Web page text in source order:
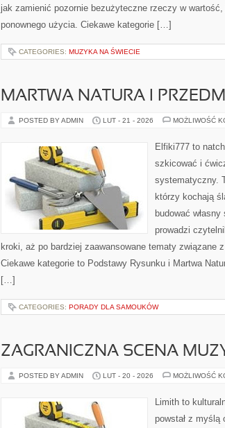
jak zamienić pozornie bezużyteczne rzeczy w
ponownego użycia. Ciekawe kategorie […]
CATEGORIES: MUZYKA NA ŚWIECIE
MARTWA NATURA I
POSTED BY ADMIN LUT - 21 - 2026 MOŻLIWOŚĆ
Elfiki777 to
szkicować i
systematyczny.
którzy kochają
budować
prowadzi
kroki, aż po bardziej zaawansowane tematy związane
Ciekawe kategorie to Podstawy Rysunku i Martwa
[…]
CATEGORIES: PORADY DLA SAMOUKÓW
ZAGRANICZNA SCENA
POSTED BY ADMIN LUT - 20 - 2026 MOŻLIWOŚĆ
Limith to
powstał z